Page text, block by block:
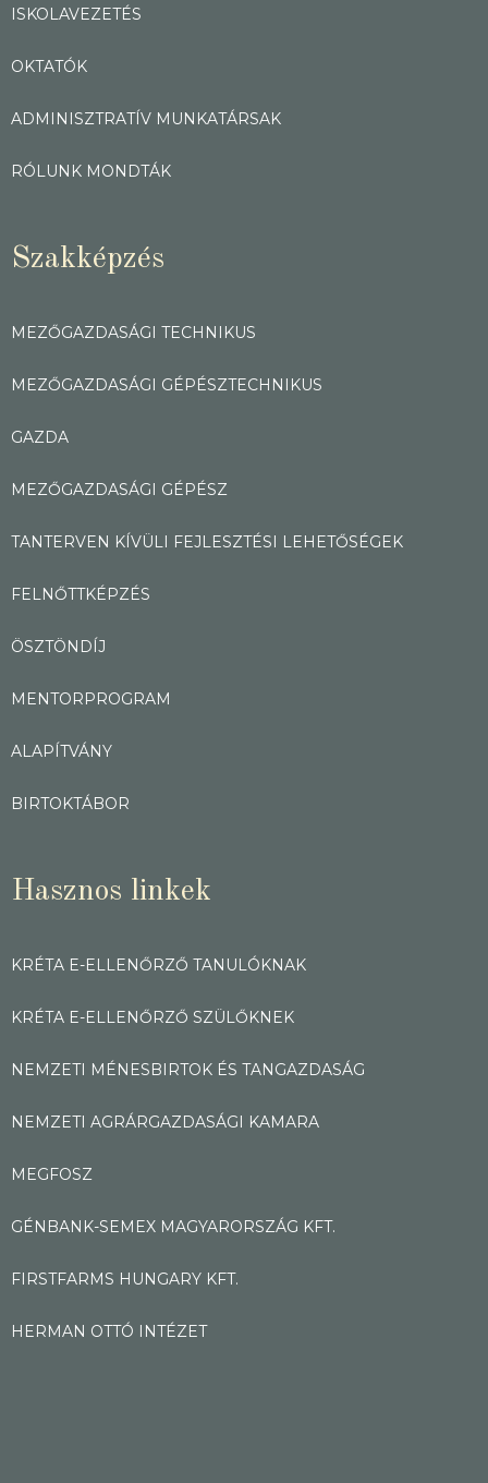
ISKOLAVEZETÉS
OKTATÓK
ADMINISZTRATÍV MUNKATÁRSAK
RÓLUNK MONDTÁK
Szakképzés
MEZŐGAZDASÁGI TECHNIKUS
MEZŐGAZDASÁGI GÉPÉSZTECHNIKUS
GAZDA
MEZŐGAZDASÁGI GÉPÉSZ
TANTERVEN KÍVÜLI FEJLESZTÉSI LEHETŐSÉGEK
FELNŐTTKÉPZÉS
ÖSZTÖNDÍJ
MENTORPROGRAM
ALAPÍTVÁNY
BIRTOKTÁBOR
Hasznos linkek
KRÉTA E-ELLENŐRZŐ TANULÓKNAK
KRÉTA E-ELLENŐRZŐ SZÜLŐKNEK
NEMZETI MÉNESBIRTOK ÉS TANGAZDASÁG
NEMZETI AGRÁRGAZDASÁGI KAMARA
MEGFOSZ
GÉNBANK-SEMEX MAGYARORSZÁG KFT.
FIRSTFARMS HUNGARY KFT.
HERMAN OTTÓ INTÉZET